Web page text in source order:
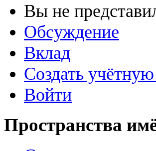
Вы не
Обсуждение
Вклад
Создать
Войти
Пространства